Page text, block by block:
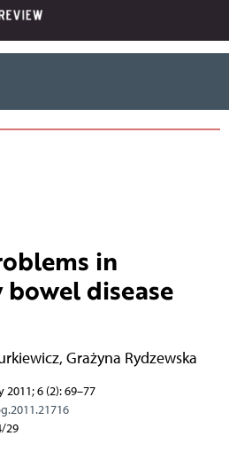
in
disease
, Grażyna Rydzewska
6 (2): 69–77
29